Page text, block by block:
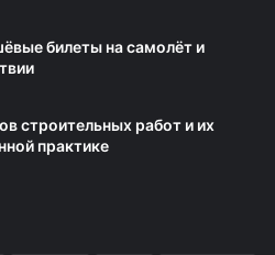
билеты на самолёт и
строительных работ и их
практике